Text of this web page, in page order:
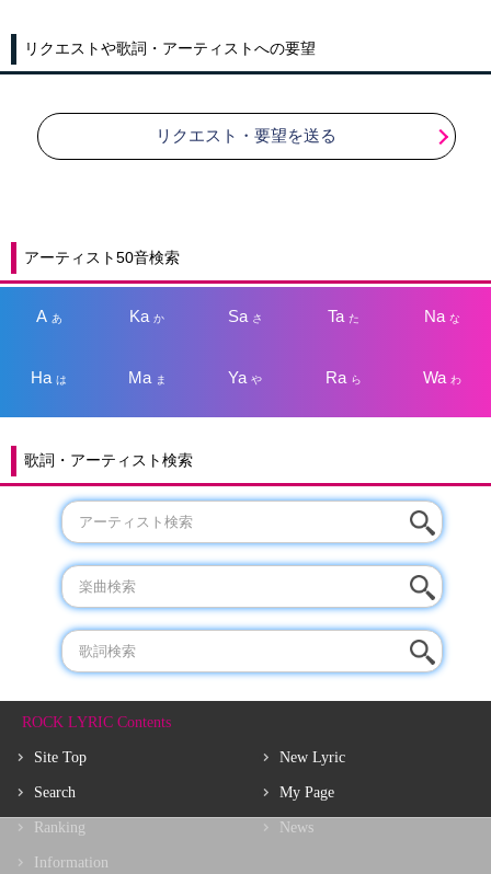
リクエストや歌詞・アーティストへの要望
リクエスト・要望を送る
アーティスト50音検索
A あ Kaか Sa さ Taた Na な
Haは Ma ま Yaや Ra ら Wa わ
歌詞・アーティスト検索
ROCK LYRIC Contents
Site Top
Search
Ranking
Information
New Lyric
My Page
News